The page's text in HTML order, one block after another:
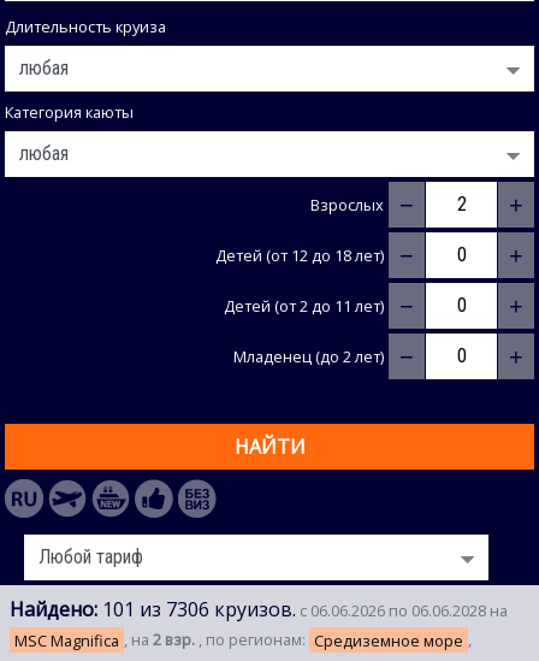
Длительность круиза
Категория каюты
Взрослых − +
Детей (от 12 до 18 лет) − +
Детей (от 2 до 11 лет) − +
Младенец (до 2 лет) − +
НАЙТИ
Найдено: 101 из 7306 круизов. с 06.06.2026 по 06.06.2028 на
MSC Magnifica , на 2 взр. , по регионам: Средиземное море ,